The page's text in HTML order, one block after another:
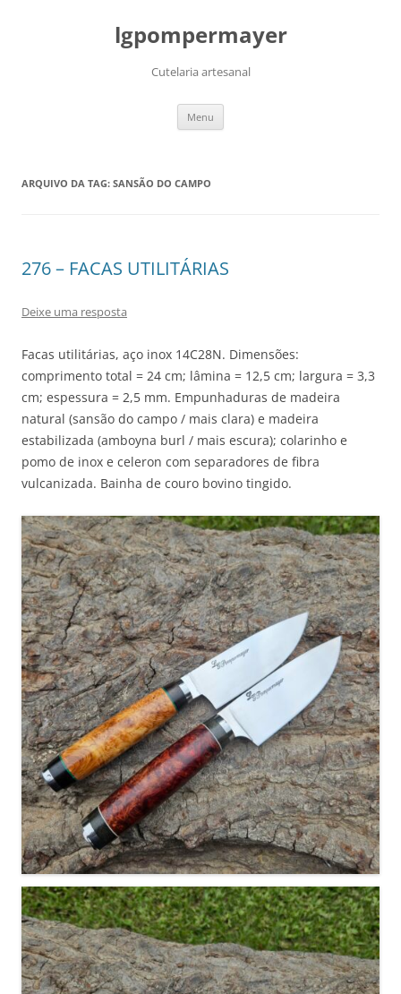
lgpompermayer
Cutelaria artesanal
Menu
ARQUIVO DA TAG: SANSÃO DO CAMPO
276 – FACAS UTILITÁRIAS
Deixe uma resposta
Facas utilitárias, aço inox 14C28N. Dimensões:
comprimento total = 24 cm; lâmina = 12,5 cm; largura = 3,3
cm; espessura = 2,5 mm. Empunhaduras de madeira
natural (sansão do campo / mais clara) e madeira
estabilizada (amboyna burl / mais escura); colarinho e
pomo de inox e celeron com separadores de fibra
vulcanizada. Bainha de couro bovino tingido.